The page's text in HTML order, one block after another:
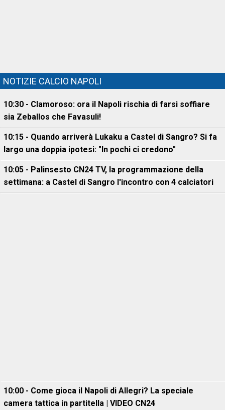
NOTIZIE CALCIO NAPOLI
10:30 - Clamoroso: ora il Napoli rischia di farsi soffiare
sia Zeballos che Favasuli!
10:15 - Quando arriverà Lukaku a Castel di Sangro? Si fa
largo una doppia ipotesi: "In pochi ci credono"
10:05 - Palinsesto CN24 TV, la programmazione della
settimana: a Castel di Sangro l'incontro con 4 calciatori
10:00 - Come gioca il Napoli di Allegri? La speciale
camera tattica in partitella | VIDEO CN24